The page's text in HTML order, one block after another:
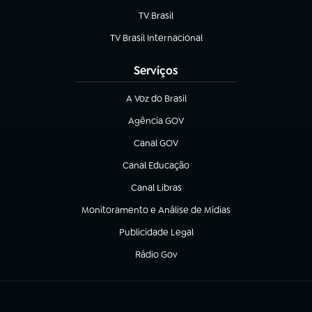
TV Brasil
(abre em nova aba)
TV Brasil Internacional
(abre em nova aba)
Serviços
A Voz do Brasil
(abre em nova aba)
Agência GOV
(abre em nova aba)
Canal GOV
(abre em nova aba)
Canal Educação
(abre em nova aba)
Canal Libras
(abre em nova aba)
Monitoramento e Análise de Mídias
(abre em nova aba)
Publicidade Legal
(abre em nova aba)
Rádio Gov
(abre em nova aba)